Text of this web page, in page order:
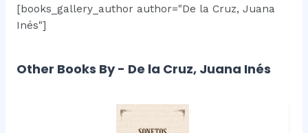
[books_gallery_author author="De la Cruz, Juana
Inés"]
Other Books By - De la Cruz, Juana Inés